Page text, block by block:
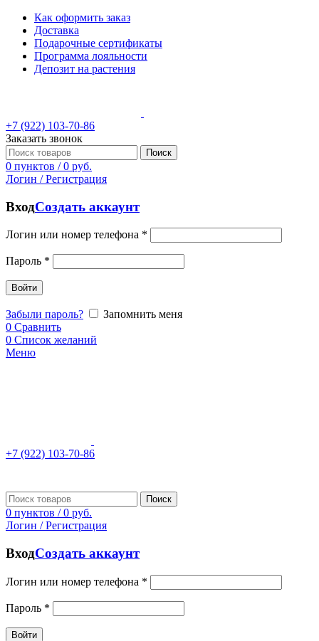
Как оформить заказ
Доставка
Подарочные сертификаты
Программа лояльности
Депозит на растения
+7 (922) 103-70-86
Заказать звонок
Поиск
0 пунктов / 0 руб.
Логин / Регистрация
ВходСоздать аккаунт
Логин или номер телефона *
Пароль *
Войти
Забыли пароль?
Запомнить меня
0 Сравнить
0 Список желаний
Меню
+7 (922) 103-70-86
Поиск
0 пунктов / 0 руб.
Логин / Регистрация
ВходСоздать аккаунт
Логин или номер телефона *
Пароль *
Войти